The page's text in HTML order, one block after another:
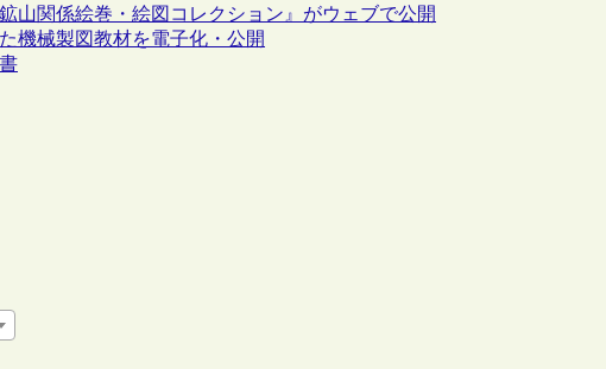
山関係絵巻・絵図コレクション』がウェブで公開
機械製図教材を電子化・公開